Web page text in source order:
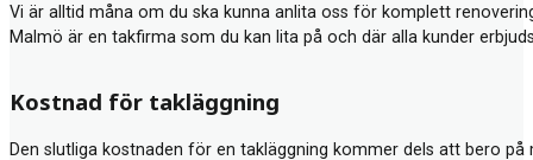
Vi är alltid måna om du ska kunna anlita oss för komplett
Malmö är en takfirma som du kan lita på och där alla kunder
Kostnad för takläggning
Den slutliga kostnaden för en takläggning kommer dels att bero